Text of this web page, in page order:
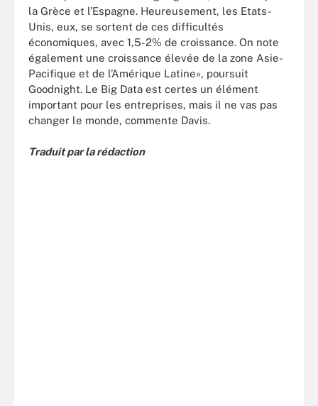
la Grèce et l’Espagne. Heureusement, les Etats-
Unis, eux, se sortent de ces difficultés
économiques, avec 1,5-2% de croissance. On note
également une croissance élevée de la zone Asie-
Pacifique et de l’Amérique Latine», poursuit
Goodnight. Le Big Data est certes un élément
important pour les entreprises, mais il ne vas pas
changer le monde, commente Davis.
Traduit par la rédaction